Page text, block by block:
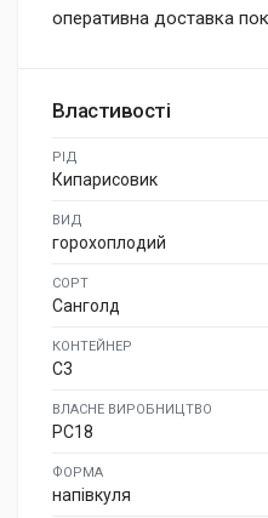
оперативна доставка
Властивості
РІД
Кипарисовик
ВИД
горохоплодий
СОРТ
Санголд
КОНТЕЙНЕР
C3
ВЛАСНЕ ВИРОБНИЦТВО
PC18
ФОРМА
напівкуля